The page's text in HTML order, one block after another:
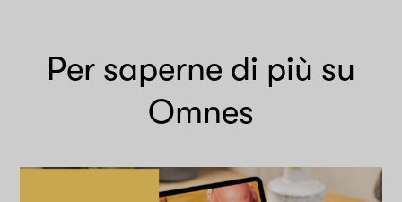
Per saperne di più su
Omnes